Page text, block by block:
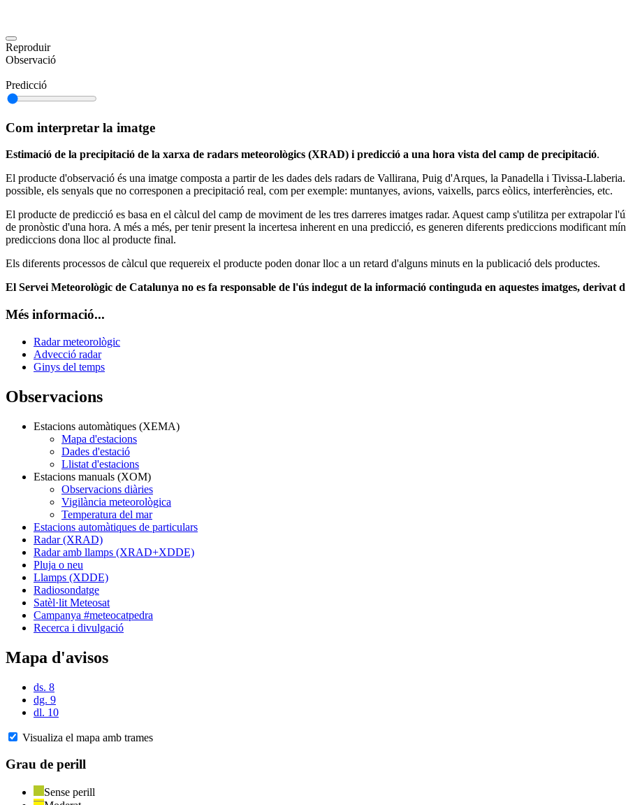
Reproduir
Observació
Predicció
Com interpretar la imatge
Estimació de la precipitació de la xarxa de radars meteorològics (XRAD) i predicció a una hora vista del camp de precipitació.
El producte d'observació és una imatge composta a partir de les dades dels radars de Vallirana, Puig d'Arques, la Panadella i Tivissa-
possible, els senyals que no corresponen a precipitació real, com per exemple: muntanyes, avions, vaixells, parcs eòlics, interferències, etc.
El producte de predicció es basa en el càlcul del camp de moviment de les tres darreres imatges radar. Aquest camp s'utilitza per
de pronòstic d'una hora. A més a més, per tenir present la incertesa inherent en una predicció, es generen diferents prediccions modificant
prediccions dona lloc al producte final.
Els diferents processos de càlcul que requereix el producte poden donar lloc a un retard d'alguns minuts en la publicació dels productes.
El Servei Meteorològic de Catalunya no es fa responsable de l'ús indegut de la informació continguda en aquestes imatges,
Més informació...
Radar meteorològic
Advecció radar
Ginys del temps
Observacions
Estacions automàtiques (XEMA)
Mapa d'estacions
Dades d'estació
Llistat d'estacions
Estacions manuals (XOM)
Observacions diàries
Vigilància meteorològica
Temperatura del mar
Estacions automàtiques de particulars
Radar (XRAD)
Radar amb llamps (XRAD+XDDE)
Pluja o neu
Llamps (XDDE)
Radiosondatge
Satèl·lit Meteosat
Campanya #meteocatpedra
Recerca i divulgació
Mapa d'avisos
ds. 8
dg. 9
dl. 10
Visualiza el mapa amb trames
Grau de perill
Sense perill